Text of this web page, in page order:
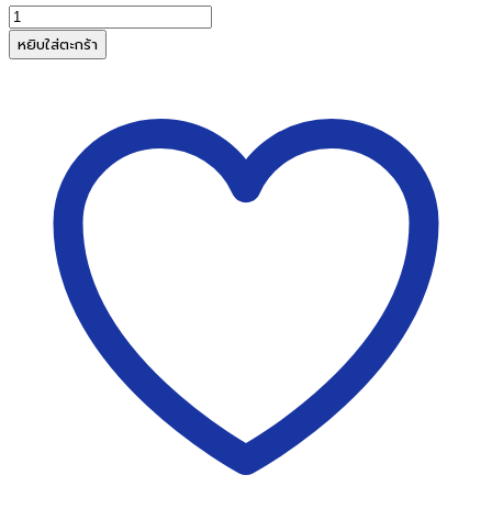
จำนวน
ไม้กวาด
ดอก
หยิบใส่ตะกร้า